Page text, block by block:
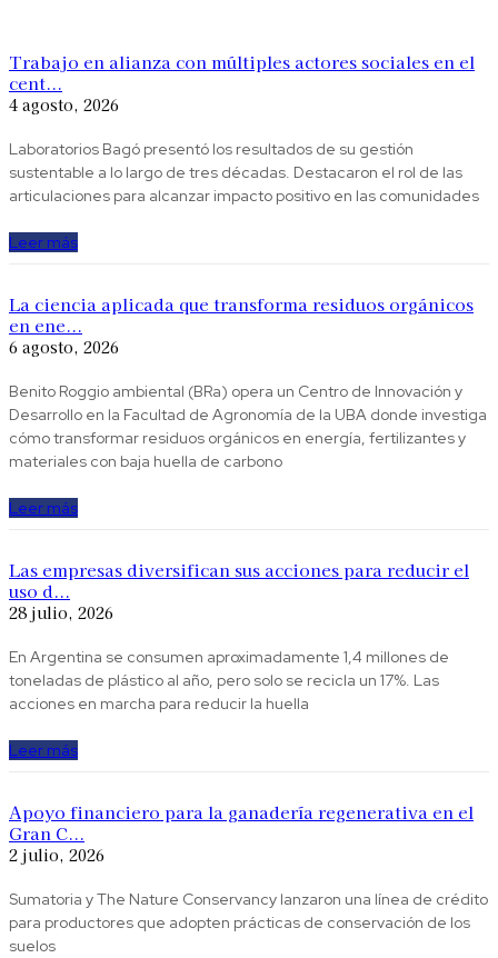
Trabajo en alianza con múltiples actores sociales en el
cent...
4 agosto, 2026
Laboratorios Bagó presentó los resultados de su gestión
sustentable a lo largo de tres décadas. Destacaron el rol de las
articulaciones para alcanzar impacto positivo en las comunidades
Leer más
La ciencia aplicada que transforma residuos orgánicos
en ene...
6 agosto, 2026
Benito Roggio ambiental (BRa) opera un Centro de Innovación y
Desarrollo en la Facultad de Agronomía de la UBA donde investiga
cómo transformar residuos orgánicos en energía, fertilizantes y
materiales con baja huella de carbono
Leer más
Las empresas diversifican sus acciones para reducir el
uso d...
28 julio, 2026
En Argentina se consumen aproximadamente 1,4 millones de
toneladas de plástico al año, pero solo se recicla un 17%. Las
acciones en marcha para reducir la huella
Leer más
Apoyo financiero para la ganadería regenerativa en el
Gran C...
2 julio, 2026
Sumatoria y The Nature Conservancy lanzaron una línea de crédito
para productores que adopten prácticas de conservación de los
suelos